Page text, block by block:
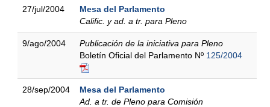
27/jul/2004
Mesa del Parlamento
Calific. y ad. a tr. para Pleno
9/ago/2004
Publicación de la iniciativa para Pleno
Boletín Oficial del Parlamento Nº 125/2004
28/sep/2004
Mesa del Parlamento
Ad. a tr. de Pleno para Comisión